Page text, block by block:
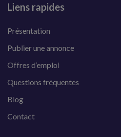
Liens rapides
Présentation
Publier une annonce
Offres d’emploi
Questions fréquentes
Blog
Contact